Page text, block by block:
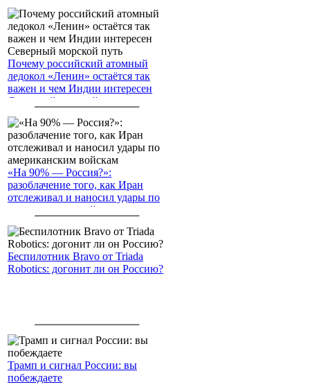
Почему российский атомный
ледокол «Ленин» остаётся так
важен и чем Индии интересен
Северный морской путь
«На 90% — Россия?»:
разоблачение того, как Иран
отслеживал и наносил удары по
американским войскам
Беспилотник Bravo от Triada
Robotics: догонит ли он Россию?
Трамп и сигнал России: вы
побеждаете